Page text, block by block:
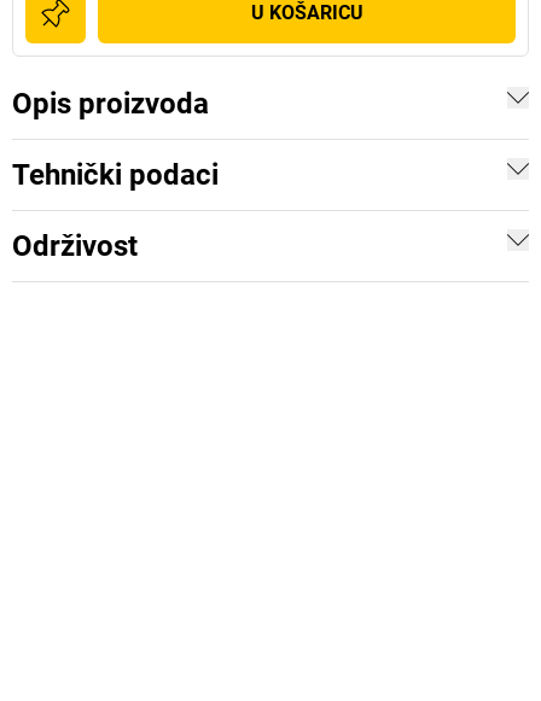
U KOŠARICU
Opis proizvoda
Tehnički podaci
Održivost